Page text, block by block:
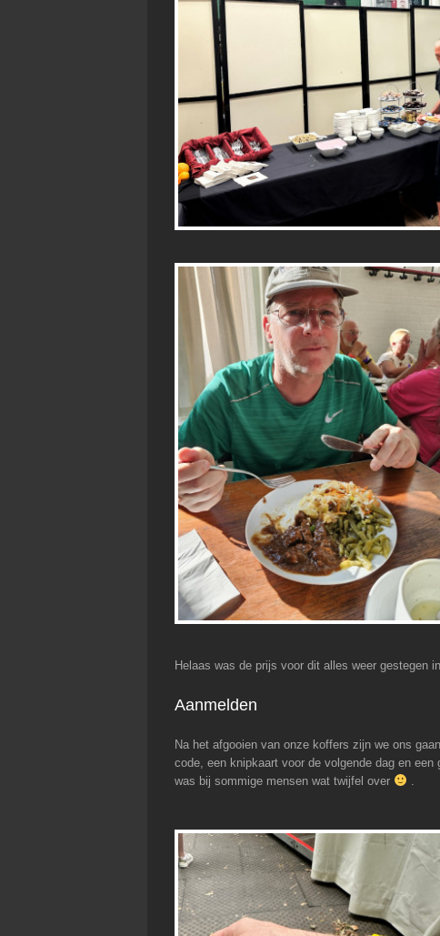
Helaas was de prijs voor dit alles weer gestegen
Aanmelden
Na het afgooien van onze koffers zijn we ons
code, een knipkaart voor de volgende dag en
was bij sommige mensen wat twijfel over
.